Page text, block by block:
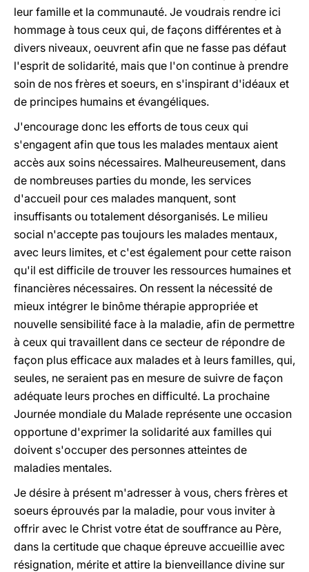
leur famille et la communauté. Je voudrais rendre ici
hommage à tous ceux qui, de façons différentes et à
divers niveaux, oeuvrent afin que ne fasse pas défaut
l'esprit de solidarité, mais que l'on continue à prendre
soin de nos frères et soeurs, en s'inspirant d'idéaux et
de principes humains et évangéliques.
J'encourage donc les efforts de tous ceux qui
s'engagent afin que tous les malades mentaux aient
accès aux soins nécessaires. Malheureusement, dans
de nombreuses parties du monde, les services
d'accueil pour ces malades manquent, sont
insuffisants ou totalement désorganisés. Le milieu
social n'accepte pas toujours les malades mentaux,
avec leurs limites, et c'est également pour cette raison
qu'il est difficile de trouver les ressources humaines et
financières nécessaires. On ressent la nécessité de
mieux intégrer le binôme thérapie appropriée et
nouvelle sensibilité face à la maladie, afin de permettre
à ceux qui travaillent dans ce secteur de répondre de
façon plus efficace aux malades et à leurs familles, qui,
seules, ne seraient pas en mesure de suivre de façon
adéquate leurs proches en difficulté. La prochaine
Journée mondiale du Malade représente une occasion
opportune d'exprimer la solidarité aux familles qui
doivent s'occuper des personnes atteintes de
maladies mentales.
Je désire à présent m'adresser à vous, chers frères et
soeurs éprouvés par la maladie, pour vous inviter à
offrir avec le Christ votre état de souffrance au Père,
dans la certitude que chaque épreuve accueillie avec
résignation, mérite et attire la bienveillance divine sur